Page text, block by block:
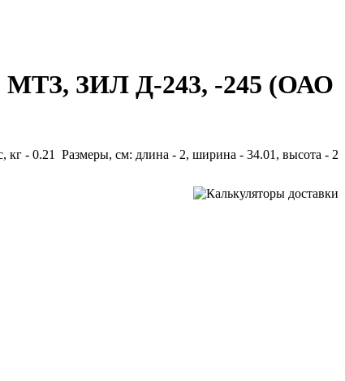
МТЗ, ЗИЛ Д-243, -245 (ОАО
кг - 0.21 Размеры, см: длина - 2, ширина - 34.01, высота - 2